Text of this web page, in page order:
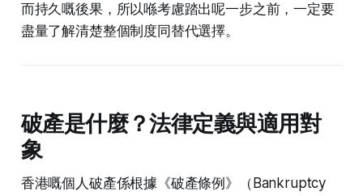
而持久嘅後果，所以喺考慮踏出呢一步之前，一定要
盡量了解清楚整個制度同替代選擇。
破產是什麼？法律定義與適用對
象
香港嘅個人破產係根據《破產條例》（Bankruptcy